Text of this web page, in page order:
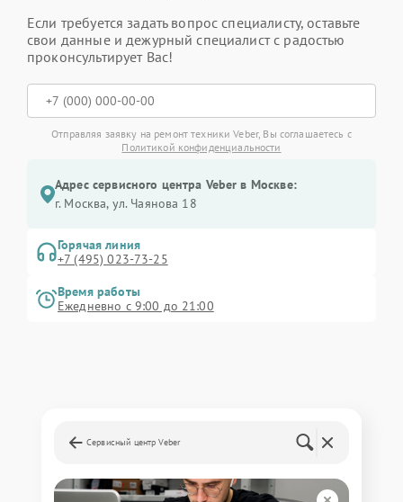
Если требуется задать вопрос специалисту, оставьте
свои данные и дежурный специалист с радостью
проконсультирует Вас!
Отправляя заявку на ремонт техники Veber, Вы соглашаетесь с
Политикой конфиденциальности
Адрес сервисного центра Veber в Москве:
г. Москва, ул. Чаянова 18
Горячая линия
+7 (495) 023-73-25
Время работы
Ежедневно с 9:00 до 21:00
Сервисный центр Veber